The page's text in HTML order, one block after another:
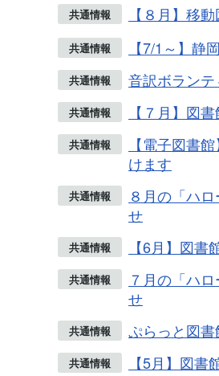
共通情報 【８月】移
共通情報 【7/1～】静
共通情報 音訳ボランテ
共通情報 【７月】図
共通情報
【電子図書
けます
共通情報
８月の「ハ
せ
共通情報 【6月】図書
共通情報
７月の「ハ
せ
共通情報 ぷらっと図
共通情報 【5月】図書